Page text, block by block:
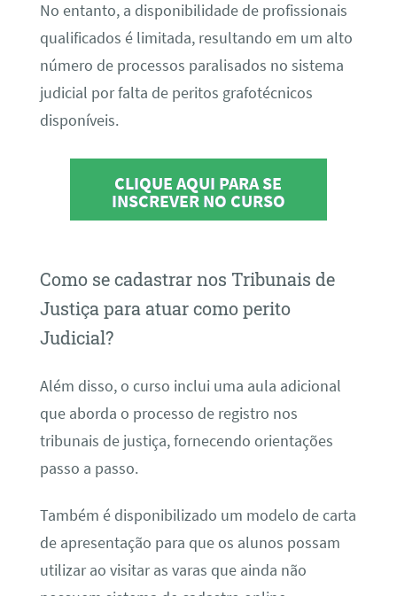
No entanto, a disponibilidade de profissionais
qualificados é limitada, resultando em um alto
número de processos paralisados no sistema
judicial por falta de peritos grafotécnicos
disponíveis.
CLIQUE AQUI PARA SE
INSCREVER NO CURSO
Como se cadastrar nos Tribunais de
Justiça para atuar como perito
Judicial?
Além disso, o curso inclui uma aula adicional
que aborda o processo de registro nos
tribunais de justiça, fornecendo orientações
passo a passo.
Também é disponibilizado um modelo de carta
de apresentação para que os alunos possam
utilizar ao visitar as varas que ainda não